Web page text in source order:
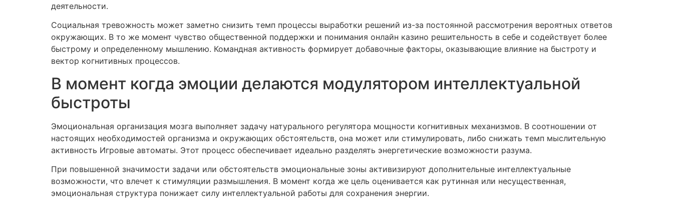
деятельности.
Социальная тревожность может заметно снизить темп процессы выработки решений из-за постоянной рассмотрения вероятных ответов
окружающих. В то же момент чувство общественной поддержки и понимания онлайн казино решительность в себе и содействует более
быстрому и определенному мышлению. Командная активность формирует добавочные факторы, оказывающие влияние на быстроту и
вектор когнитивных процессов.
В момент когда эмоции делаются модулятором интеллектуальной
быстроты
Эмоциональная организация мозга выполняет задачу натурального регулятора мощности когнитивных механизмов. В соотношении от
настоящих необходимостей организма и окружающих обстоятельств, она может или стимулировать, либо снижать темп мыслительную
активность Игровые автоматы. Этот процесс обеспечивает идеально разделять энергетические возможности разума.
При повышенной значимости задачи или обстоятельств эмоциональные зоны активизируют дополнительные интеллектуальные
возможности, что влечет к стимуляции размышления. В момент когда же цель оценивается как рутинная или несущественная,
эмоциональная структура понижает силу интеллектуальной работы для сохранения энергии.